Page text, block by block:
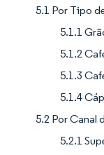
5.1 Por Tipo
5.1.1
5.1.2
5.1.3
5.1.4
5.2 Por Canal
5.2.1